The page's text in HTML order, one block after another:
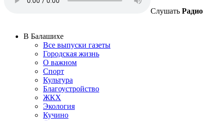
Слушать Радио
В Балашихе
Все выпуски газеты
Городская жизнь
О важном
Спорт
Культура
Благоустройство
ЖКХ
Экология
Кучино